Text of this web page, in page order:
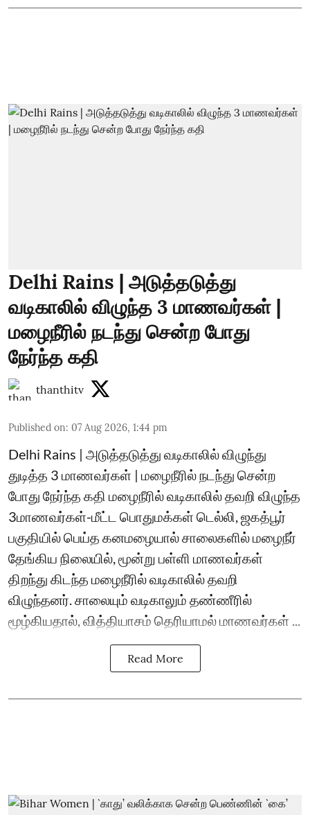
Delhi Rains | அடுத்தடுத்து
வடிகாலில் விழுந்த 3 மாணவர்கள் |
மழைநீரில் நடந்து சென்ற போது
நேர்ந்த கதி
thanthitv
Published on: 07 Aug 2026, 1:44 pm
Delhi Rains | அடுத்தடுத்து வடிகாலில் விழுந்து
துடித்த 3 மாணவர்கள் | மழைநீரில் நடந்து சென்ற
போது நேர்ந்த கதி மழைநீரில் வடிகாலில் தவறி விழுந்த
3மாணவர்கள்-மீட்ட பொதுமக்கள் டெல்லி, ஜகத்பூர்
பகுதியில் பெய்த கனமழையால் சாலைகளில் மழைநீர்
தேங்கிய நிலையில், மூன்று பள்ளி மாணவர்கள்
திறந்து கிடந்த மழைநீரில் வடிகாலில் தவறி
விழுந்தனர். சாலையும் வடிகாலும் தண்ணீரில்
மூழ்கியதால், வித்தியாசம் தெரியாமல் மாணவர்கள் ...
Read More